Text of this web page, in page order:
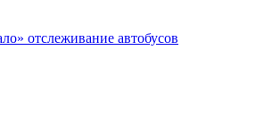
отслеживание автобусов